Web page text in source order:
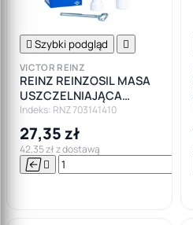
 Szybki podgląd 
VICTOR REINZ
REINZ REINZOSIL MASA
USZCZELNIAJĄCA
SZARA KLEJ 70M
Indeks: RNZ 703141410
27,35 zł
42,35 zł z dostawą
 